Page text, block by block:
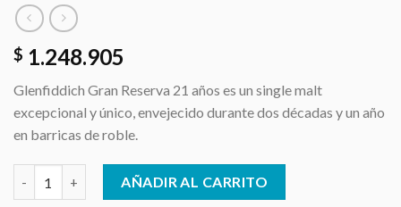
$ 1.248.905
Glenfiddich Gran Reserva 21 años es un single malt
excepcional y único, envejecido durante dos décadas y un año
en barricas de roble.
Whisky Glenfiddich Gran Reserva 21 años | 750 ml cantidad
AÑADIR AL CARRITO